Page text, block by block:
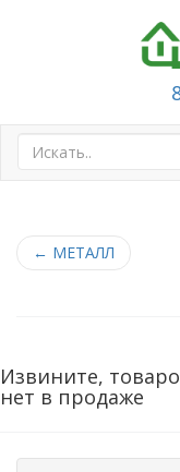
← МЕТАЛЛ
Извините,
нет в продаже